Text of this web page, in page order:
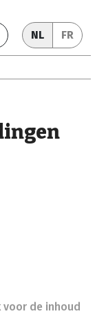
NL FR
de inhoud